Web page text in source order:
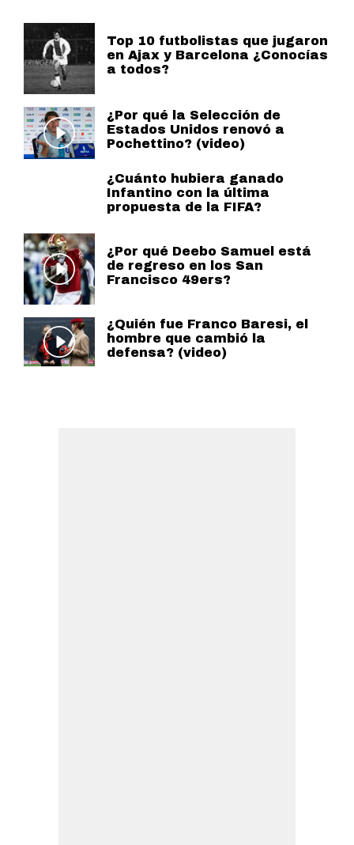
Top 10 futbolistas que jugaron
en Ajax y Barcelona ¿Conocías
a todos?
¿Por qué la Selección de
Estados Unidos renovó a
Pochettino? (video)
¿Cuánto hubiera ganado
Infantino con la última
propuesta de la FIFA?
¿Por qué Deebo Samuel está
de regreso en los San
Francisco 49ers?
¿Quién fue Franco Baresi, el
hombre que cambió la
defensa? (video)